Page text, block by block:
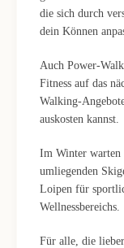
die sich durch
dein Können
Auch Power-
Fitness auf das
Walking-
auskosten kannst.
Im Winter warten
umliegenden
Loipen für
Wellnessbereichs.
Für alle, die